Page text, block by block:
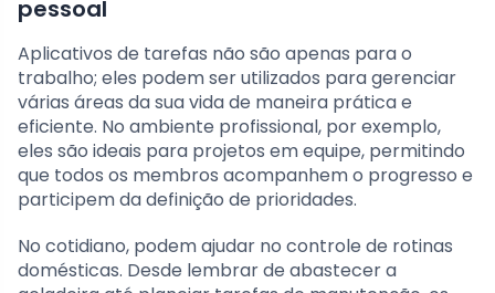
pessoal
Aplicativos de tarefas não são apenas para o
trabalho; eles podem ser utilizados para gerenciar
várias áreas da sua vida de maneira prática e
eficiente. No ambiente profissional, por exemplo,
eles são ideais para projetos em equipe, permitindo
que todos os membros acompanhem o progresso e
participem da definição de prioridades.
No cotidiano, podem ajudar no controle de rotinas
domésticas. Desde lembrar de abastecer a